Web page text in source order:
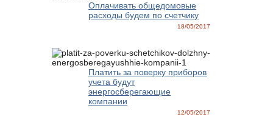
Оплачивать общедомовые
расходы будем по счетчику
18/05/2017
Платить за поверку приборов
учета будут
энергосберегающие
компании
12/05/2017